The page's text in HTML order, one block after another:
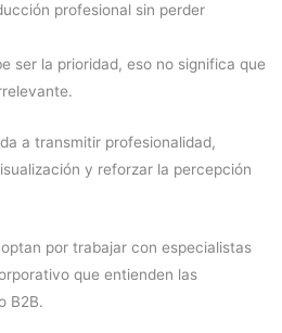
profesional sin perder
ser la prioridad, eso no significa que
a transmitir profesionalidad,
y reforzar la percepción
por trabajar con especialistas
que entienden las
B2B.